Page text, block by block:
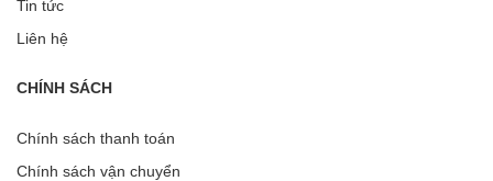
Tin tức
Liên hệ
CHÍNH SÁCH
Chính sách thanh toán
Chính sách vận chuyển